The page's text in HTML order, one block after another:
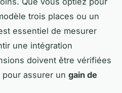
trois places ou un
essentiel de mesurer
une intégration
doivent être vérifiées
assurer un gain de